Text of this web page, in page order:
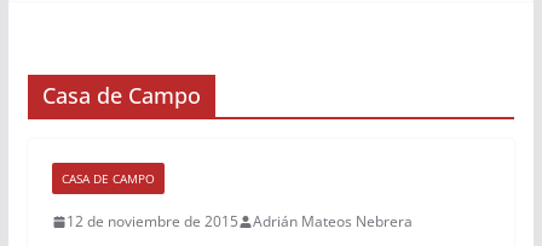
Casa de Campo
CASA DE CAMPO
12 de noviembre de 2015 Adrián Mateos Nebrera